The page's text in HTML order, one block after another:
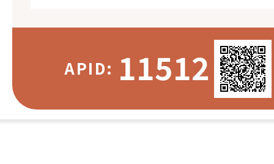
目が合うとしっぽをフリフリしてくれるようになります
フーゴくんのペースに合わせて仲良くなってくださる
APID: 11512